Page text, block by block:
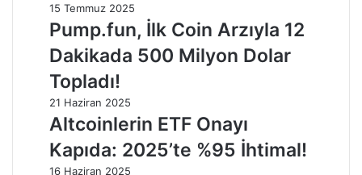
15 Temmuz 2025
Pump.fun, İlk Coin Arzıyla 12
Dakikada 500 Milyon Dolar
Topladı!
21 Haziran 2025
Altcoinlerin ETF Onayı
Kapıda: 2025’te %95 İhtimal!
16 Haziran 2025